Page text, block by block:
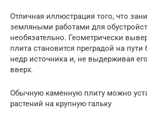
Отличная иллюстрация того, что
земляными работами для
необязательно. Геометрически
плита становится преградой на
недр источника и, не выдерживая
вверх.
Обычную каменную плиту можно
растений на крупную гальку